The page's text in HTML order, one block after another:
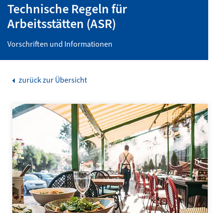
Technische Regeln für
Arbeitsstätten (ASR)
Vorschriften und Informationen
zurück zur Übersicht